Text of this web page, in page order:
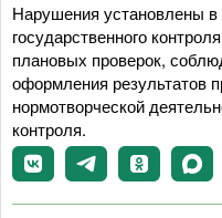
Нарушения установлены в
государственного
плановых проверок,
оформления результатов
нормотворческой
контроля.